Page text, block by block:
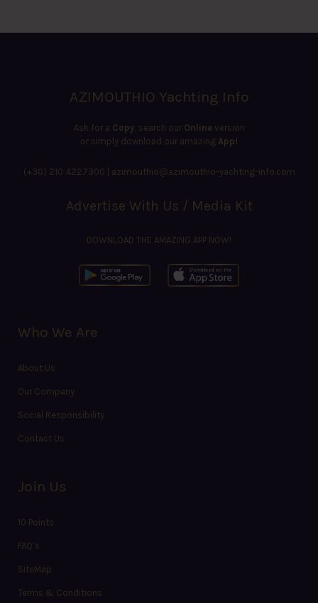
AZIMOUTHIO Yachting Info
Ask for a Copy , search our Online version
or simply download our amazing App!
(+30) 210 4227300 azimouthio@azimouthio-yachting-info.com
Advertise With Us / Media Kit
DOWNLOAD THE AMAZING APP NOW!
Who We Are
About Us
Our Company
Social Responsibility
Contact Us
Join Us
10 Points
FAQ’s
SiteMap
Terms & Conditions